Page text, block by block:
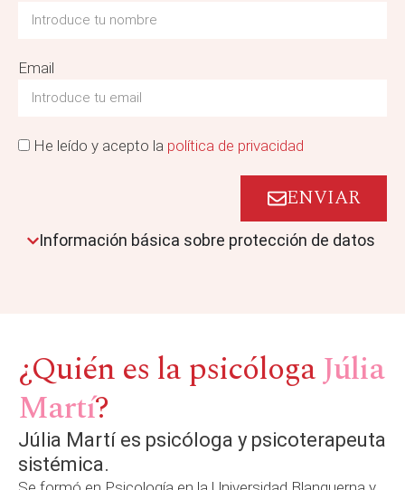
Email
He leído y acepto la política de privacidad
ENVIAR
Información básica sobre protección de datos
¿Quién es la psicólogaJúlia
Martí?
Júlia Martí es psicóloga y psicoterapeuta
sistémica.